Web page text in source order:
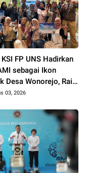
KSI FP UNS Hadirkan
sebagai Ikon
Desa Wonorejo, Raih
di
03, 2026